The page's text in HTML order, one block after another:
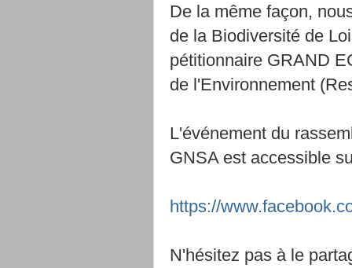
De la même façon,
de la Biodiversité de
pétitionnaire GRAND
de l'Environnement
L'événement du
GNSA est accessible
https://
N'hésitez pas à le